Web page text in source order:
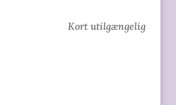
Kort utilgængelig